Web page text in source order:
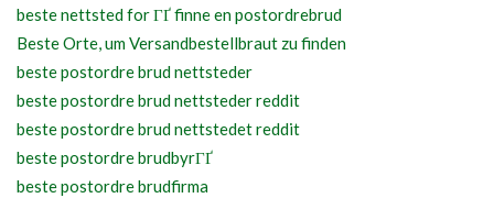
beste nettsted for ГҐ finne en postordrebrud
Beste Orte, um Versandbestellbraut zu finden
beste postordre brud nettsteder
beste postordre brud nettsteder reddit
beste postordre brud nettstedet reddit
beste postordre brudbyrГҐ
beste postordre brudfirma